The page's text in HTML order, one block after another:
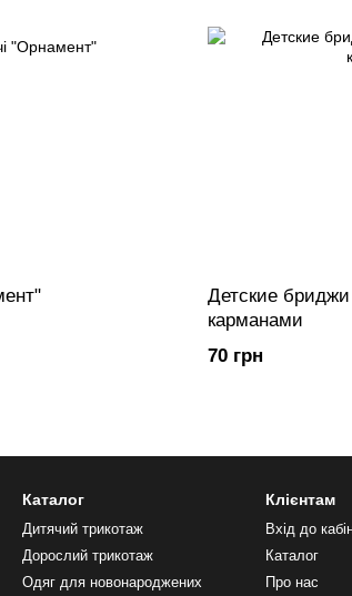
Детские
карманами
70 грн
Каталог
Дитячий трикотаж
Дорослий трикотаж
Одяг для новонароджених
Клієнтам
Вхід до
Каталог
Про нас